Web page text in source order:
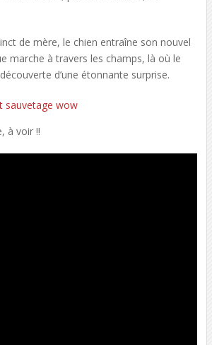
de mère, le chien entraîne son nouvel
marche à travers les champs, là où le
d’une étonnante surprise.
à voir !!